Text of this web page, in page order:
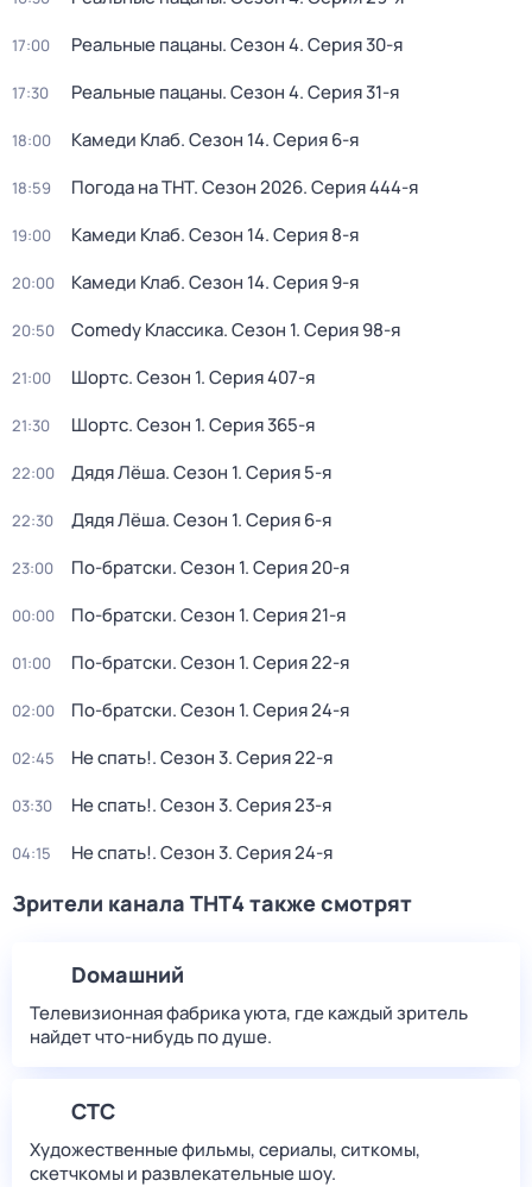
17:00 Реальные пацаны. Сезон 4. Серия 30-я
17:30 Реальные пацаны. Сезон 4. Серия 31-я
18:00 Камеди Клаб. Сезон 14. Серия 6-я
18:59 Погода на ТНТ. Сезон 2026. Серия 444-я
19:00 Камеди Клаб. Сезон 14. Серия 8-я
20:00 Камеди Клаб. Сезон 14. Серия 9-я
20:50 Comedy Классика. Сезон 1. Серия 98-я
21:00 Шортс. Сезон 1. Серия 407-я
21:30 Шортс. Сезон 1. Серия 365-я
22:00 Дядя Лёша. Сезон 1. Серия 5-я
22:30 Дядя Лёша. Сезон 1. Серия 6-я
23:00 По-братски. Сезон 1. Серия 20-я
00:00 По-братски. Сезон 1. Серия 21-я
01:00 По-братски. Сезон 1. Серия 22-я
02:00 По-братски. Сезон 1. Серия 24-я
02:45 Не спать!. Сезон 3. Серия 22-я
03:30 Не спать!. Сезон 3. Серия 23-я
04:15 Не спать!. Сезон 3. Серия 24-я
Зрители канала ТНТ4 также смотрят
Dомашний
Телевизионная фабрика уюта, где каждый зритель
найдет что‑нибудь по душе.
СТС
Художественные фильмы, сериалы, ситкомы,
скетчкомы и развлекательные шоу.